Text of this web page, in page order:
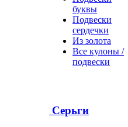
буквы
Подвески
сердечки
Из золота
Все кулоны /
подвески
Серьги